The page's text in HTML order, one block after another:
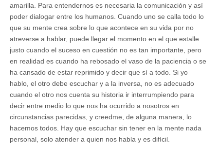
amarilla. Para entendernos es necesaria la comunicación y así
poder dialogar entre los humanos. Cuando uno se calla todo lo
que su mente crea sobre lo que acontece en su vida por no
atreverse a hablar, puede llegar el momento en el que estalle
justo cuando el suceso en cuestión no es tan importante, pero
en realidad es cuando ha rebosado el vaso de la paciencia o se
ha cansado de estar reprimido y decir que sí a todo. Si yo
hablo, el otro debe escuchar y a la inversa, no es adecuado
cuando el otro nos cuenta su historia ir interrumpiendo para
decir entre medio lo que nos ha ocurrido a nosotros en
circunstancias parecidas, y creedme, de alguna manera, lo
hacemos todos. Hay que escuchar sin tener en la mente nada
personal, solo atender a quien nos habla y es difícil.